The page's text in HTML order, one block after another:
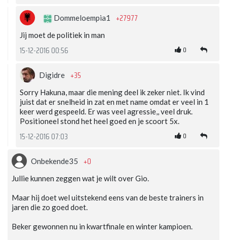
Dommeloempia1 +27977
Jij moet de politiek in man
15-12-2016 00:56 0
Digidre +35
Sorry Hakuna, maar die mening deel ik zeker niet. Ik vind
juist dat er snelheid in zat en met name omdat er veel in 1
keer werd gespeeld. Er was veel agressie,, veel druk.
Positioneel stond het heel goed en je scoort 5x.
15-12-2016 07:03 0
Onbekende35 +0
Jullie kunnen zeggen wat je wilt over Gio.
Maar hij doet wel uitstekend eens van de beste trainers in
jaren die zo goed doet.
Beker gewonnen nu in kwartfinale en winter kampioen.